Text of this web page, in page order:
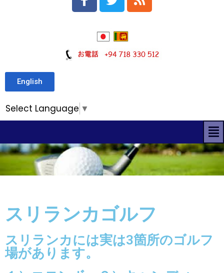
English
Select Language ▼
スリランカゴルフ
スリランカには実は3箇所のゴルフ
場があります。